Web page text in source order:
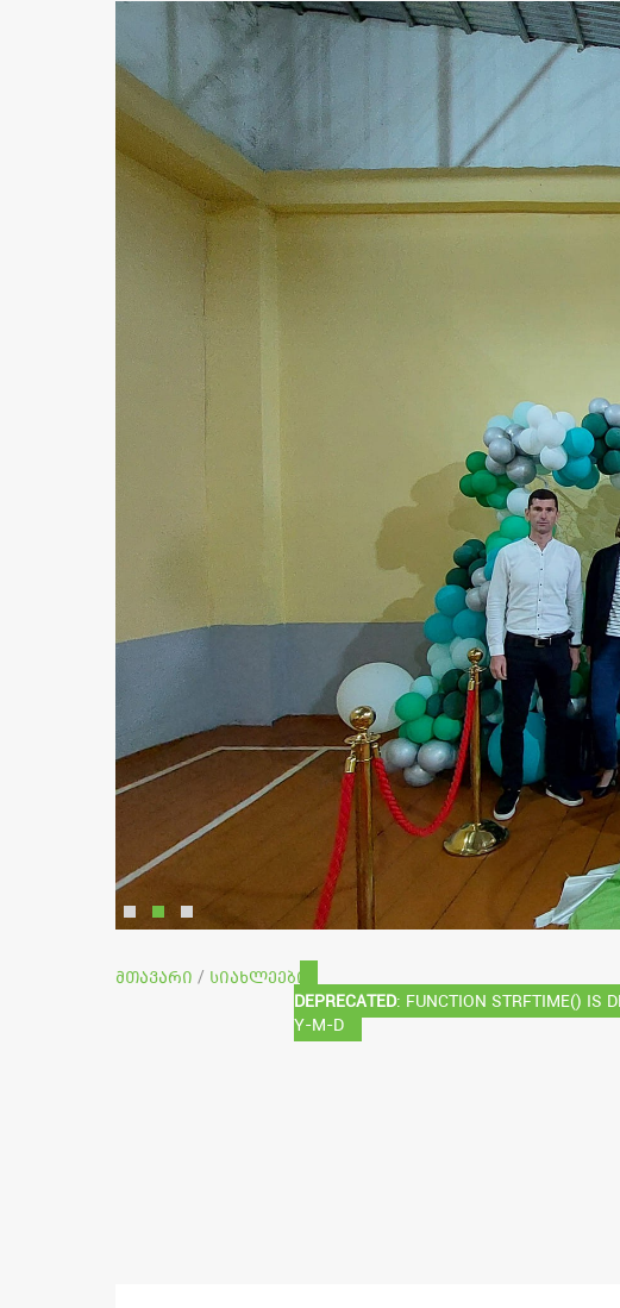
მთავარი / სიახლეები
Deprecated: Function strftime() is
Y-m-d